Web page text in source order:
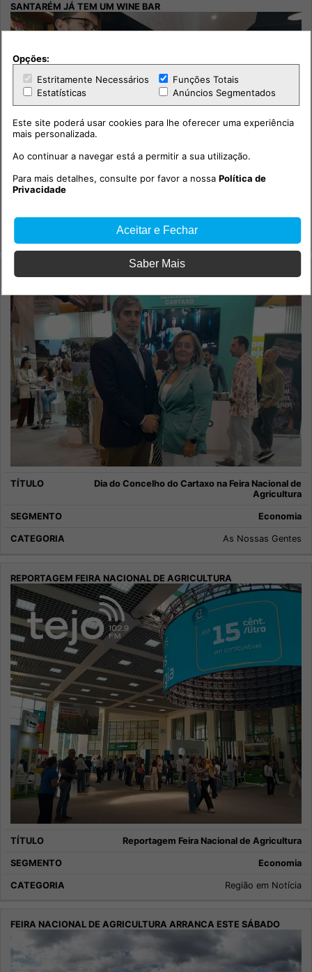
Dia do Concelho do Cartaxo na Feira Nacional de
Agricultura
Economia
As Nossas Gentes
Reportagem Feira Nacional de Agricultura
Economia
Região em Notícia
Opções:
Estritamente Necessários
Funções Totais
Estatísticas
Anúncios Segmentados
Este site poderá usar cookies para lhe oferecer uma experiência
mais personalizada.
Ao continuar a navegar está a permitir a sua utilização.
Para mais detalhes, consulte por favor a nossaPolítica de
Privacidade
Aceitar e Fechar
Saber Mais